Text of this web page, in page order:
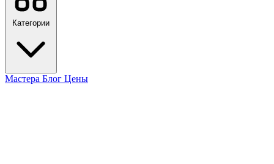
Категории
Мастера Блог Цены